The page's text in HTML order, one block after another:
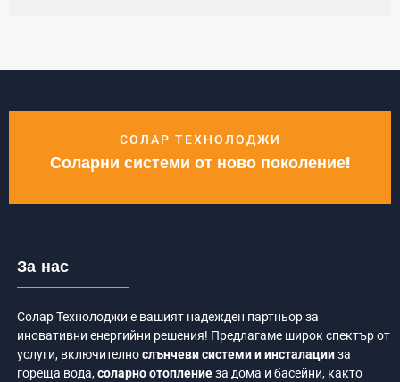
СОЛАР ТЕХНОЛОДЖИ
Соларни системи от ново поколение!
За нас
Солар Технолоджи е вашият надежден партньор за
иновативни енергийни решения! Предлагаме широк спектър от
услуги, включителнослънчеви системи и инсталацииза
гореща вода,соларно отоплениеза дома и басейни, както